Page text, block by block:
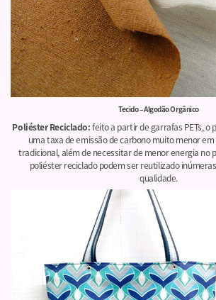
Tecido – Algodão Orgânico
Poliéster Reciclado:feito a partir de garrafas PETs, o
uma taxa de emissão de carbono muito menor
tradicional, além de necessitar de menor energia no
poliéster reciclado podem ser reutilizado
qualidade.